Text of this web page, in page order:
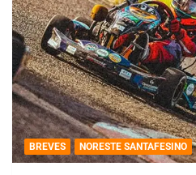
BREVES NORESTE SANTAFESINO